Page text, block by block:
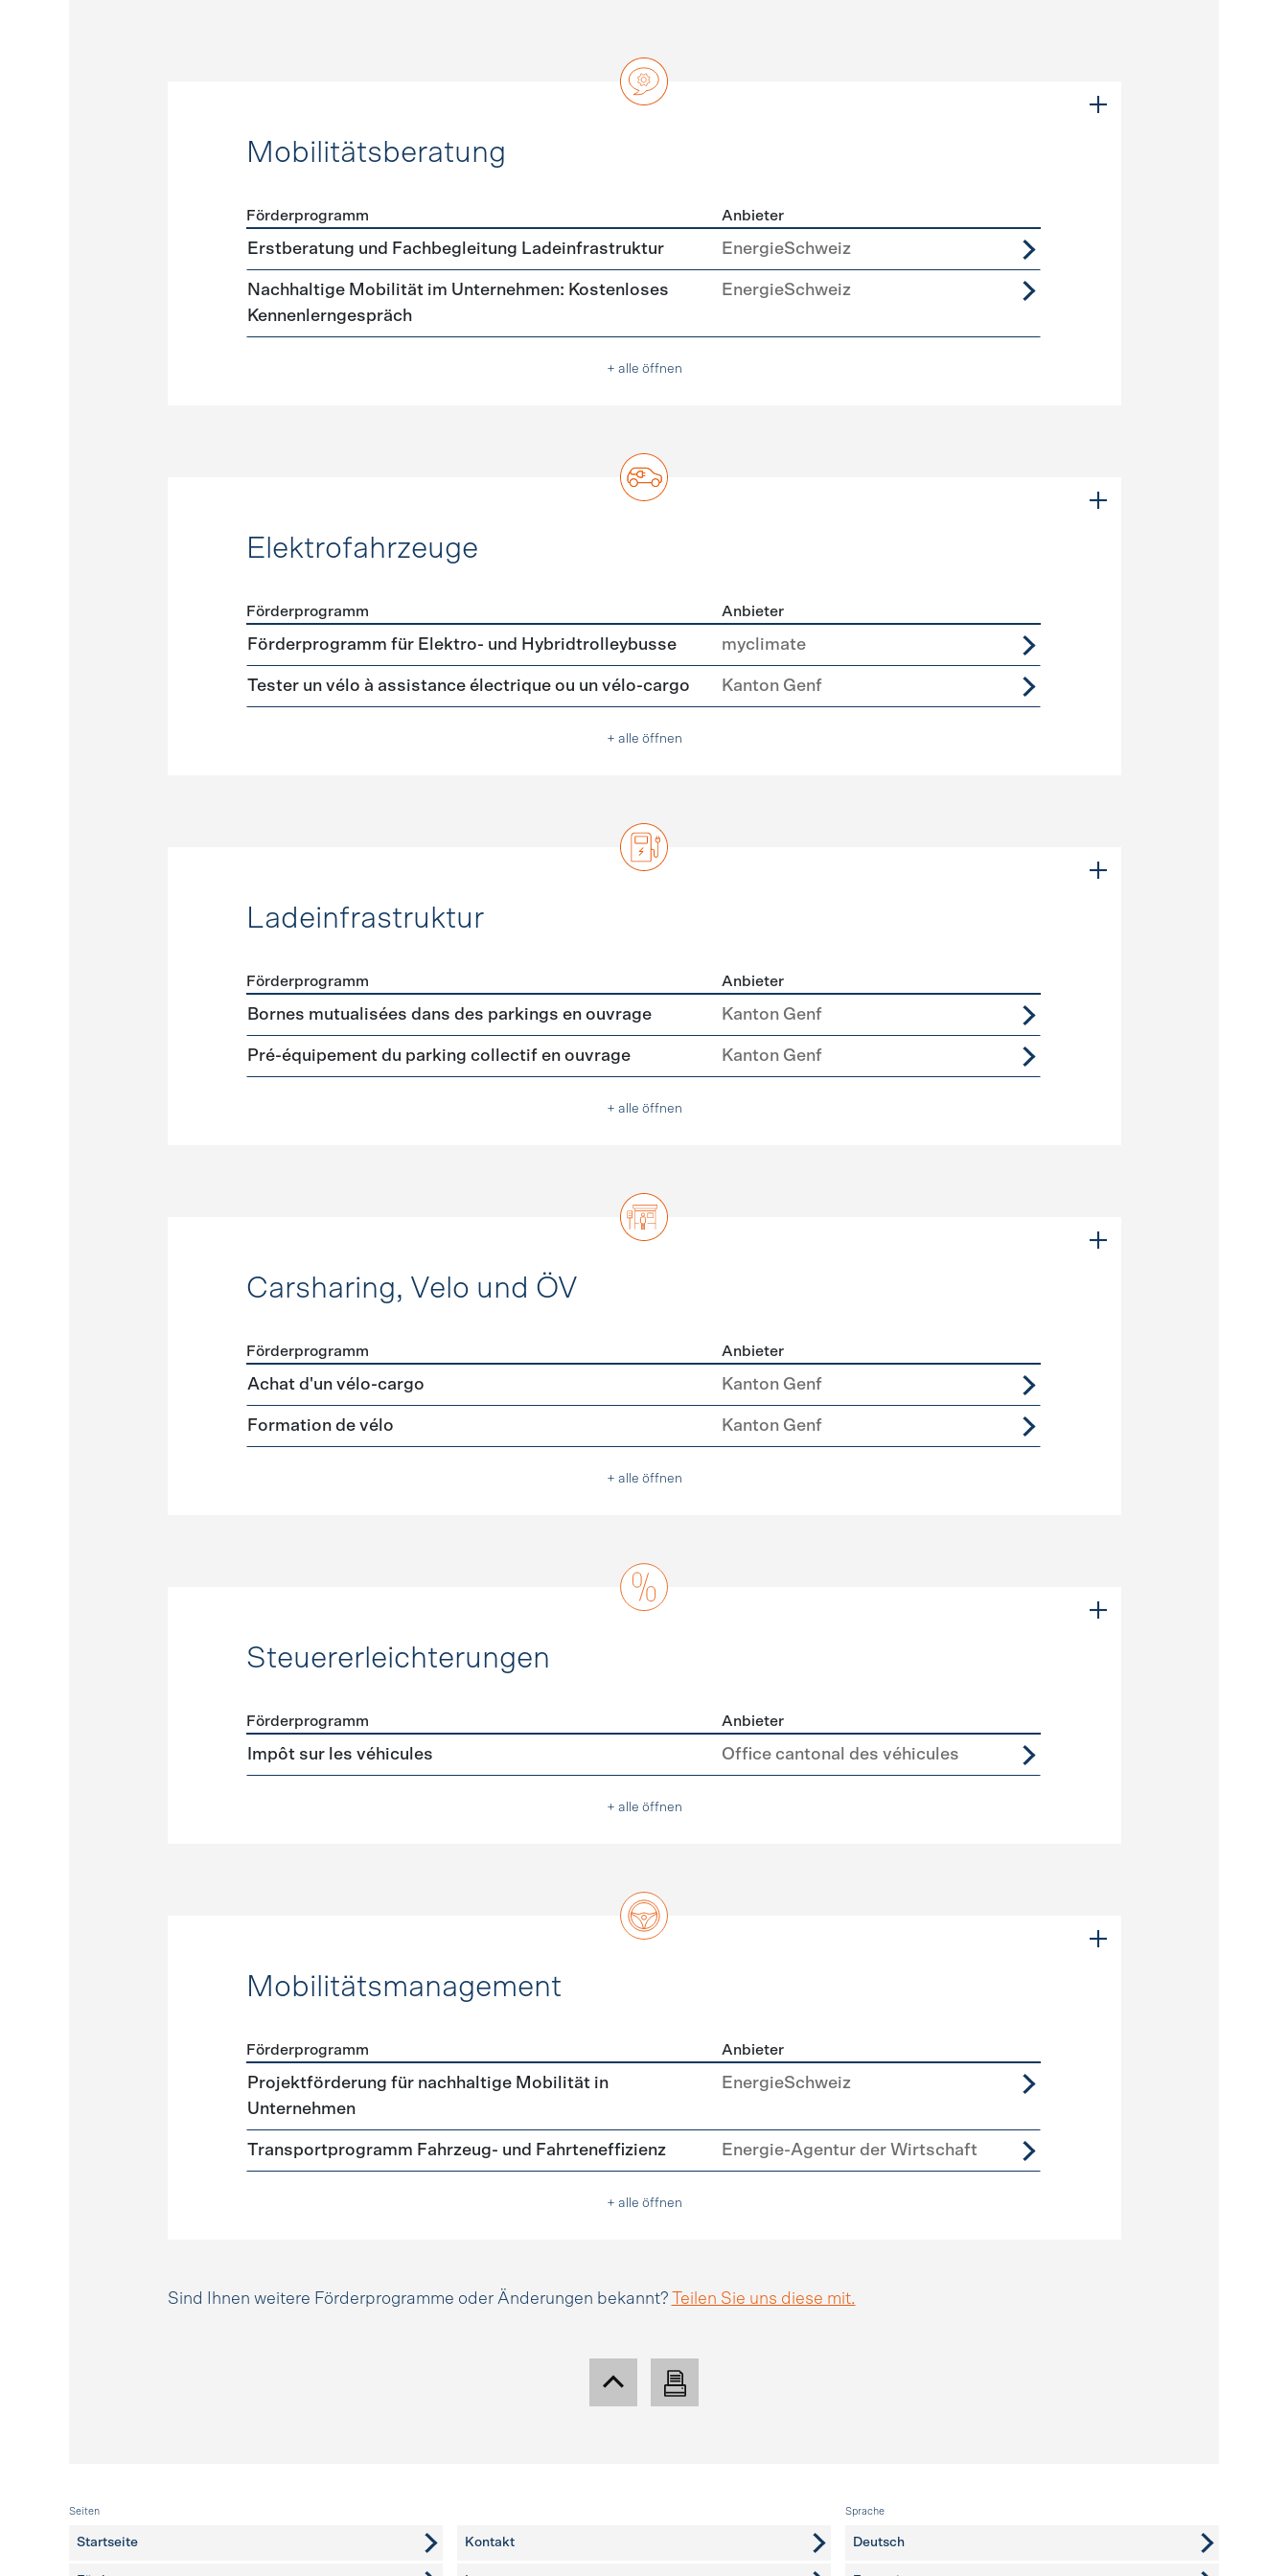
Mobilitätsberatung
Förderprogramme Mobilitätsberatung
Förderprogramm Anbieter
Erstberatung und Fachbegleitung Ladeinfrastruktur EnergieSchweiz
Nachhaltige Mobilität im Unternehmen: Kostenloses
Kennenlerngespräch
EnergieSchweiz
+ alle öffnen
Elektrofahrzeuge
Förderprogramme Elektrofahrzeuge
Förderprogramm Anbieter
Förderprogramm für Elektro- und Hybridtrolleybusse myclimate
Tester un vélo à assistance électrique ou un vélo-cargo Kanton Genf
+ alle öffnen
Ladeinfrastruktur
Förderprogramme Ladeinfrastruktur
Förderprogramm Anbieter
Bornes mutualisées dans des parkings en ouvrage Kanton Genf
Pré-équipement du parking collectif en ouvrage Kanton Genf
+ alle öffnen
Carsharing, Velo und ÖV
Förderprogramme
Förderprogramm Anbieter
Achat d'un vélo-cargo Kanton Genf
Formation de vélo Kanton Genf
+ alle öffnen
Steuererleichterungen
Förderprogramme Steuererleichterungen
Förderprogramm Anbieter
Impôt sur les véhicules Office cantonal des véhicules
+ alle öffnen
Mobilitätsmanagement
Förderprogramme Mobilitätsmanagement
Förderprogramm Anbieter
Projektförderung für nachhaltige Mobilität in
Unternehmen
EnergieSchweiz
Transportprogramm Fahrzeug- und Fahrteneffizienz Energie-Agentur der Wirtschaft
+ alle öffnen
Sind Ihnen weitere Förderprogramme oder Änderungen bekannt? Teilen Sie uns diese mit.
Fusszeile
Seiten
Startseite Kontakt
Sprache
Deutsch